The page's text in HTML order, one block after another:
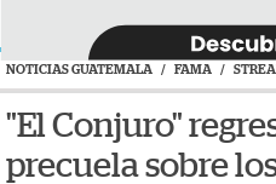
NOTICIAS GUATEMALA / FAMA /
"El Conjuro"
precuela sobre